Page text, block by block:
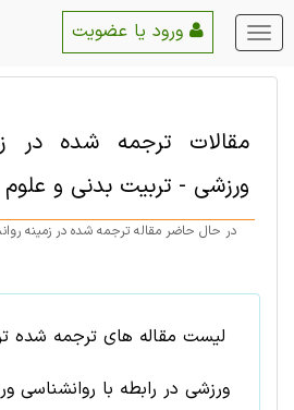
منو
اصلی
مقالات ترجمه شده در
ورزشی - تربيت بدنی و
در حال حاضر مقاله ترجمه شده در زمینه
لیست مقاله های ترجمه شده
ورزشی در رابطه با